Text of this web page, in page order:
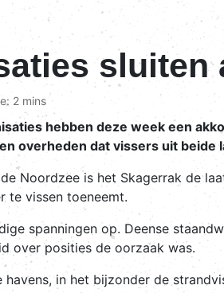
sluiten
2 mins
hebben deze week een
overheden dat vissers uit
Noordzee is het Skagerrak de
te vissen toeneemt.
spanningen op. Deense
over posities de oorzaak was.
in het bijzonder de